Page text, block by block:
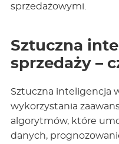
sprzedażowymi.
Sztuczna
sprzedaży –
Sztuczna inteligencja
wykorzystania
algorytmów, które
danych,